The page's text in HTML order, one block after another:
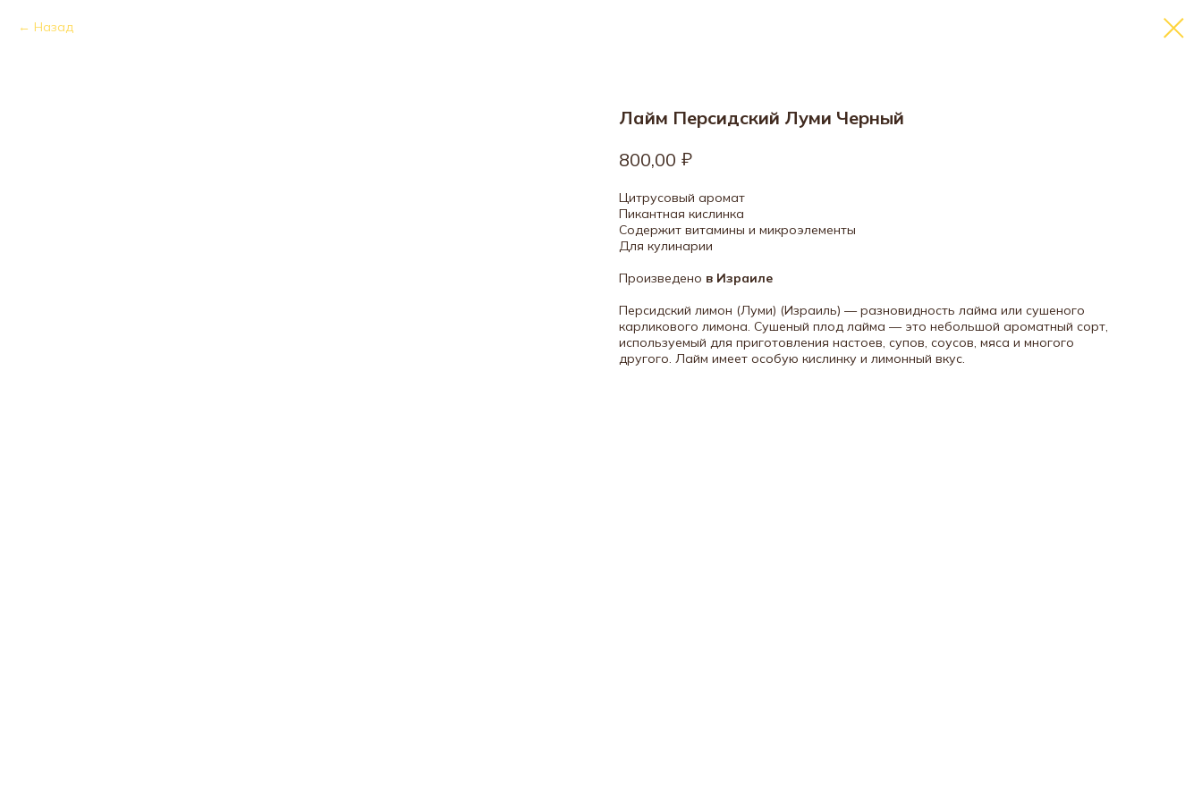
Назад
Лайм Персидский Луми Черный
800,00 ₽
Цитрусовый аромат
Пикантная кислинка
Содержит витамины и микроэлементы
Для кулинарии
Произведено в Израиле
Персидский лимон (Луми) (Израиль) — разновидность лайма или сушеного
карликового лимона. Сушеный плод лайма — это небольшой ароматный сорт,
используемый для приготовления настоев, супов, соусов, мяса и многого
другого. Лайм имеет особую кислинку и лимонный вкус.